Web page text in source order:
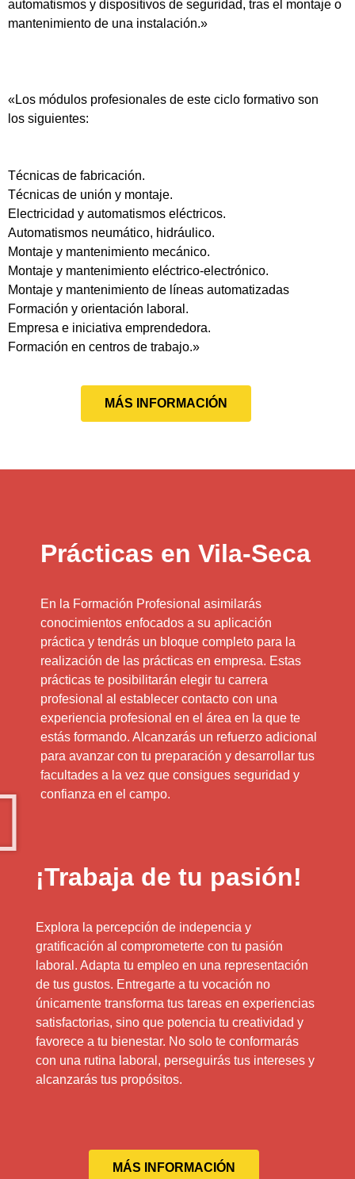
automatismos y dispositivos de seguridad, tras el montaje o
mantenimiento de una instalación.»
«Los módulos profesionales de este ciclo formativo son
los siguientes:
Técnicas de fabricación.
Técnicas de unión y montaje.
Electricidad y automatismos eléctricos.
Automatismos neumático, hidráulico.
Montaje y mantenimiento mecánico.
Montaje y mantenimiento eléctrico-electrónico.
Montaje y mantenimiento de líneas automatizadas
Formación y orientación laboral.
Empresa e iniciativa emprendedora.
Formación en centros de trabajo.»
MÁS INFORMACIÓN
Prácticas en Vila-Seca
En la Formación Profesional asimilarás
conocimientos enfocados a su aplicación
práctica y tendrás un bloque completo para la
realización de las prácticas en empresa. Estas
prácticas te posibilitarán elegir tu carrera
profesional al establecer contacto con una
experiencia profesional en el área en la que te
estás formando. Alcanzarás un refuerzo adicional
para avanzar con tu preparación y desarrollar tus
facultades a la vez que consigues seguridad y
confianza en el campo.
¡Trabaja de tu pasión!
Explora la percepción de indepencia y
gratificación al comprometerte con tu pasión
laboral. Adapta tu empleo en una representación
de tus gustos. Entregarte a tu vocación no
únicamente transforma tus tareas en experiencias
satisfactorias, sino que potencia tu creatividad y
favorece a tu bienestar. No solo te conformarás
con una rutina laboral, perseguirás tus intereses y
alcanzarás tus propósitos.
MÁS INFORMACIÓN